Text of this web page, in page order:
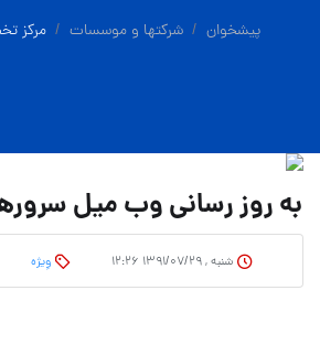
پیشخوان شرکتها و موسسات مرکز
به روز رسانی وب میل
شنبه , ۱۳۹۱/۰۷/۲۹ ۱۲:۲۶ وِیژه